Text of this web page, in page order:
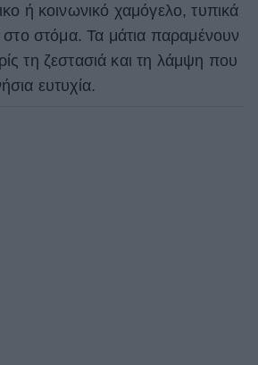
ή κοινωνικό χαμόγελο, τυπικά
στο στόμα. Τα μάτια παραμένουν
τη ζεστασιά και τη λάμψη που
ευτυχία.